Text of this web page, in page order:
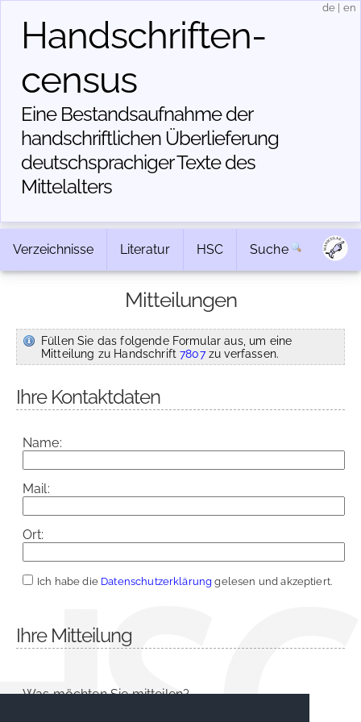
Handschriften­
census
Eine Bestandsaufnahme der
handschriftlichen Über­lieferung
deutschsprachiger Texte des
Mittelalters
de en
Verzeichnisse Literatur HSC Suche
Mitteilungen
Füllen Sie das folgende Formular aus, um eine
Mitteilung zu Handschrift7807zu verfassen.
Ihre Kontaktdaten
Name:
Mail:
Ort:
Ich habe die Datenschutzerklärung gelesen und akzeptiert.
Ihre Mitteilung
Was möchten Sie mitteilen?